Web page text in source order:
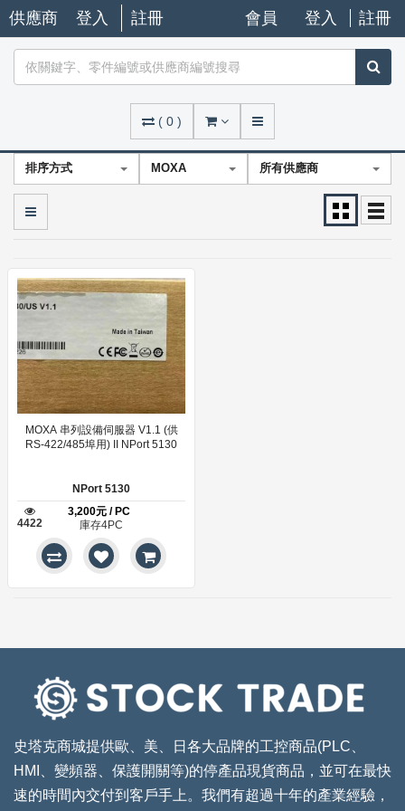
供應商 登入 註冊 會員 登入 註冊
( 0 )
排序方式 MOXA 所有供應商
MOXA 串列設備伺服器 V1.1 (供
RS-422/485埠用) II NPort 5130
NPort 5130
4422
3,200元 / PC
庫存4PC
史塔克商城提供歐、美、日各大品牌的工控商品(PLC、
HMI、變頻器、保護開關等)的停產品現貨商品，並可在最快
速的時間內交付到客戶手上。我們有超過十年的產業經驗，